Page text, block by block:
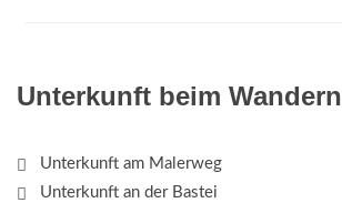
Unterkunft beim Wandern
Unterkunft am Malerweg
Unterkunft an der Bastei